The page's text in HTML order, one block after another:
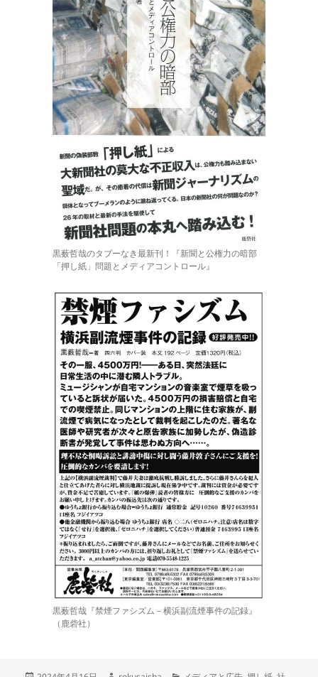
黒薮哲哉のタブーなき最新刊！『新聞と公権力の暗部
「押し紙」問題とメディアコントロール』
黒薮哲哉『禁煙ファシズム－横浜副流煙事件の記録』
（鹿砦社）